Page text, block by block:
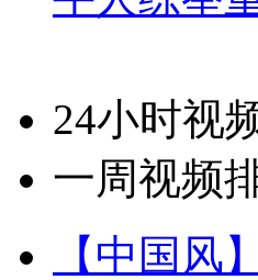
24小时视
一周视频
【中国风